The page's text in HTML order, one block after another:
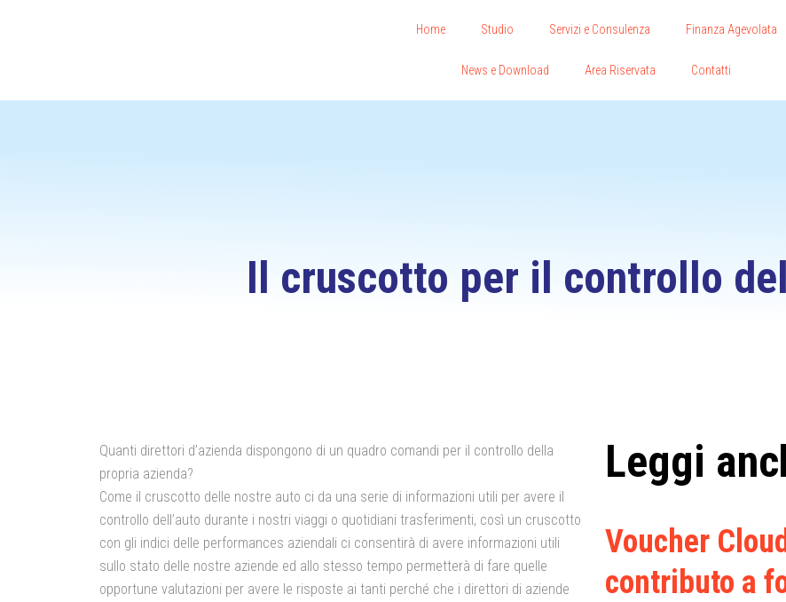
Home Studio Servizi e Consulenza Finanza Agevolata
News e Download Area Riservata Contatti
Il cruscotto per il controllo
Quanti direttori d’azienda dispongono di un quadro comandi per il controllo della
propria azienda?
Come il cruscotto delle nostre auto ci da una serie di informazioni utili per avere il
controllo dell’auto durante i nostri viaggi o quotidiani trasferimenti, così un cruscotto
con gli indici delle performances aziendali ci consentirà di avere informazioni utili
sullo stato delle nostre aziende ed allo stesso tempo permetterà di fare quelle
opportune valutazioni per avere le risposte ai tanti perché che i direttori di aziende
Leggi
Voucher
contributo a